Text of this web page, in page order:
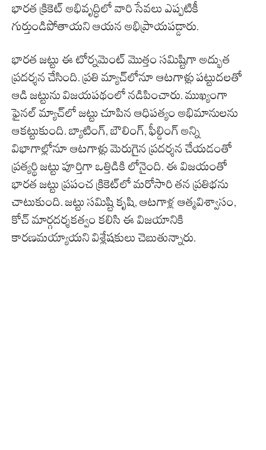
భారత క్రికెట్ అభివృద్ధిలో వారి సేవలు ఎప్పటికీ
గుర్తుండిపోతాయని ఆయన అభిప్రాయపడ్డారు.
భారత జట్టు ఈ టోర్నమెంట్ మొత్తం సమిష్టిగా అద్భుత
ప్రదర్శన చేసింది. ప్రతి మ్యాచ్‌లోనూ ఆటగాళ్లు పట్టుదలతో
ఆడి జట్టును విజయపథంలో నడిపించారు. ముఖ్యంగా
ఫైనల్ మ్యాచ్‌లో జట్టు చూపిన ఆధిపత్యం అభిమానులను
ఆకట్టుకుంది. బ్యాటింగ్, బౌలింగ్, ఫీల్డింగ్ అన్ని
విభాగాల్లోనూ ఆటగాళ్లు మెరుగైన ప్రదర్శన చేయడంతో
ప్రత్యర్థి జట్టు పూర్తిగా ఒత్తిడికి లోనైంది. ఈ విజయంతో
భారత జట్టు ప్రపంచ క్రికెట్‌లో మరోసారి తన ప్రతిభను
చాటుకుంది. జట్టు సమిష్టి కృషి, ఆటగాళ్ల ఆత్మవిశ్వాసం,
కోచ్ మార్గదర్శకత్వం కలిసి ఈ విజయానికి
కారణమయ్యాయని విశ్లేషకులు చెబుతున్నారు.